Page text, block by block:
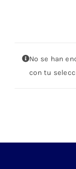
Dotaciones
No se han
con tu